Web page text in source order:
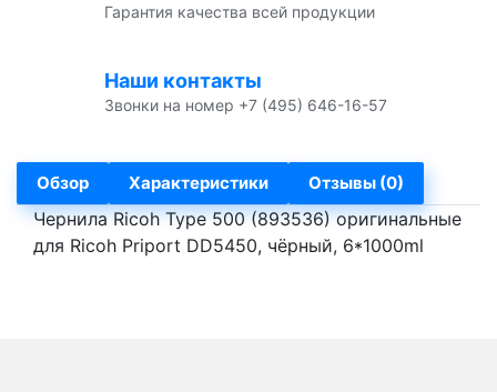
Гарантия качества всей продукции
Наши контакты
Звонки на номер +7 (495) 646-16-57
Обзор Характеристики Отзывы (0)
Чернила Ricoh Type 500 (893536) оригинальные
для Ricoh Priport DD5450, чёрный, 6*1000ml